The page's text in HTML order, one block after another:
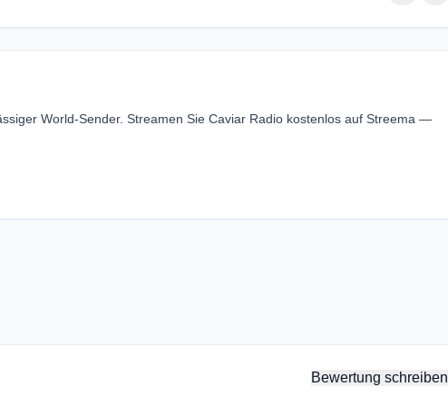
World-Sender. Streamen Sie Caviar Radio kostenlos auf Streema —
Bewertung schreiben